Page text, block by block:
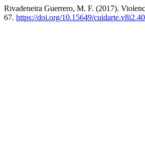
Rivadeneira Guerrero, M. F. (2017).
67. https://doi.org/10.15649/